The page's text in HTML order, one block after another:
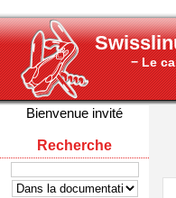
− Le
Bienvenue invité
Recherche